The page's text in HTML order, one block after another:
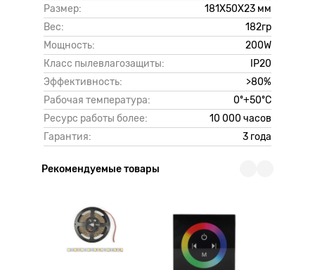
Размер:
181Х50Х23 мм
Вес:
182гр
Мощность:
200W
Класс пылевлагозащиты:
IP20
Эффективность:
>80%
Рабочая температура:
0º+50ºC
Ресурс работы более:
10 000 часов
Гарантия:
3 года
Рекомендуемые товары